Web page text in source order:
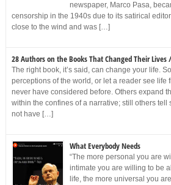
newspaper, Marco Pasa,
censorship in the 1940s due to its satirical
close to the wind and was […]
28 Authors on the Books That Changed Their Lives
The right book, it’s said, can change your life.
perceptions of the world, or let a reader see life
never have considered before. Others expand
within the confines of a narrative; still others tell
not have […]
What Everybody Needs
“The more personal you are
intimate you are willing to be
life, the more universal you